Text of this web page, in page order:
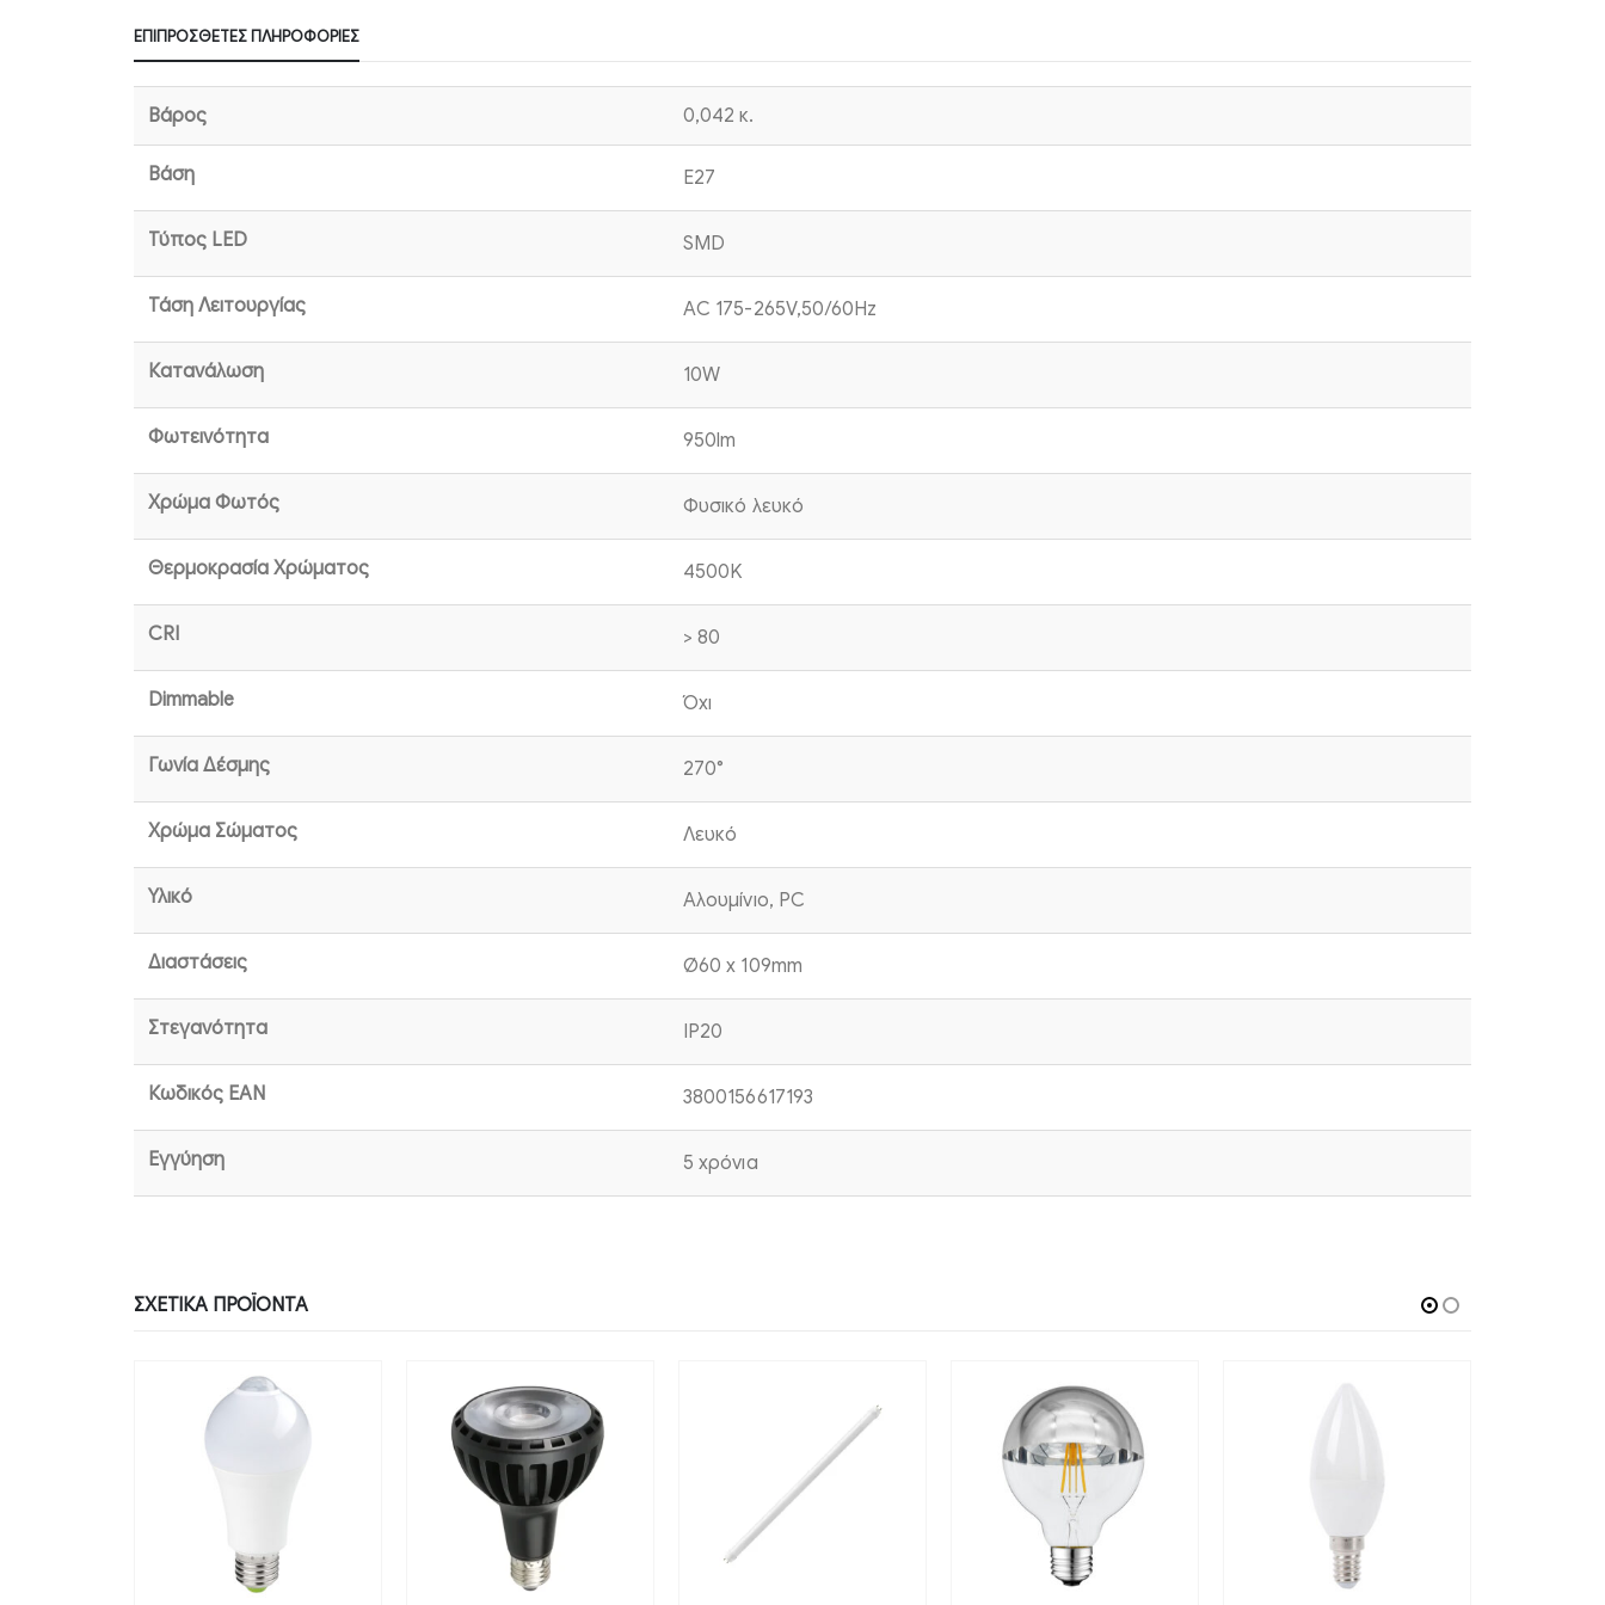
ΕΠΙΠΡΌΣΘΕΤΕΣ ΠΛΗΡΟΦΟΡΊΕΣ
Βάρος 0,042 κ.
Βάση E27
Τύπος LED SMD
Τάση Λειτουργίας AC 175-265V,50/60Hz
Κατανάλωση 10W
Φωτεινότητα 950lm
Χρώμα Φωτός Φυσικό λευκό
Θερμοκρασία Χρώματος 4500K
CRI > 80
Dimmable Όχι
Γωνία Δέσμης 270°
Χρώμα Σώματος Λευκό
Υλικό Αλουμίνιο, PC
Διαστάσεις Ø60 x 109mm
Στεγανότητα IP20
Κωδικός EAN 3800156617193
Εγγύηση 5 χρόνια
ΣΧΕΤΙΚΆ ΠΡΟΪΌΝΤΑ